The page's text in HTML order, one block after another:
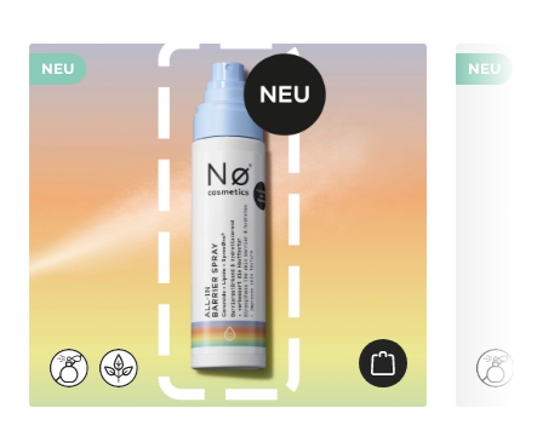
Produktgalerie überspringen
NEU NEU